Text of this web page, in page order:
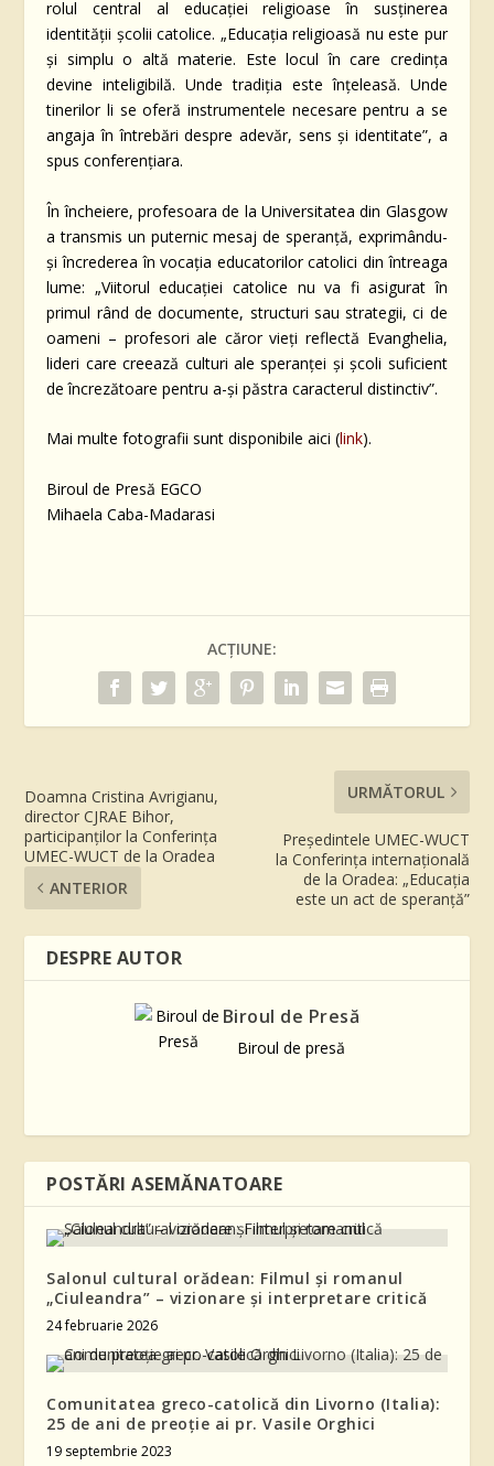
rolul central al educației religioase în susținerea
identității școlii catolice. „Educația religioasă nu este pur
și simplu o altă materie. Este locul în care credința
devine inteligibilă. Unde tradiția este înțeleasă. Unde
tinerilor li se oferă instrumentele necesare pentru a se
angaja în întrebări despre adevăr, sens și identitate”, a
spus conferențiara.
În încheiere, profesoara de la Universitatea din Glasgow
a transmis un puternic mesaj de speranță, exprimându-
și încrederea în vocația educatorilor catolici din întreaga
lume: „Viitorul educației catolice nu va fi asigurat în
primul rând de documente, structuri sau strategii, ci de
oameni – profesori ale căror vieți reflectă Evanghelia,
lideri care creează culturi ale speranței și școli suficient
de încrezătoare pentru a-și păstra caracterul distinctiv”.
Mai multe fotografii sunt disponibile aici (link).
Biroul de Presă EGCO
Mihaela Caba-Madarasi
ACȚIUNE:
Doamna Cristina Avrigianu,
director CJRAE Bihor,
participanților la Conferința
UMEC-WUCT de la Oradea
ANTERIOR
URMĂTORUL
Președintele UMEC-WUCT
la Conferința internațională
de la Oradea: „Educația
este un act de speranță”
DESPRE AUTOR
Biroul de Presă
Biroul de presă
POSTĂRI ASEMĂNATOARE
Salonul cultural orădean: Filmul și romanul
„Ciuleandra” – vizionare și interpretare critică
24 februarie 2026
Comunitatea greco-catolică din Livorno (Italia):
25 de ani de preoție ai pr. Vasile Orghici
19 septembrie 2023